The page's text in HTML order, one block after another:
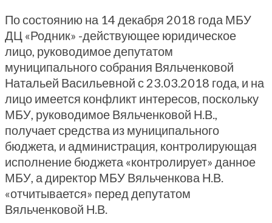
По состоянию на 14 декабря 2018 года МБУ
ДЦ «Родник» -действующее юридическое
лицо, руководимое депутатом
муниципального собрания Вяльченковой
Натальей Васильевной с 23.03.2018 года, и на
лицо имеется конфликт интересов, поскольку
МБУ, руководимое Вяльченковой Н.В.,
получает средства из муниципального
бюджета, и администрация, контролирующая
исполнение бюджета «контролирует» данное
МБУ, а директор МБУ Вяльченкова Н.В.
«отчитывается» перед депутатом
Вяльченковой Н.В.